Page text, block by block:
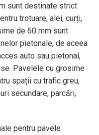
sunt destinate strict
trotuare, alei, curți,
de 60 mm sunt
pietonale, de aceea
auto sau pietonal,
Pavelele cu grosime
spații cu trafic greu,
secundare, parcări,
pentru pavele